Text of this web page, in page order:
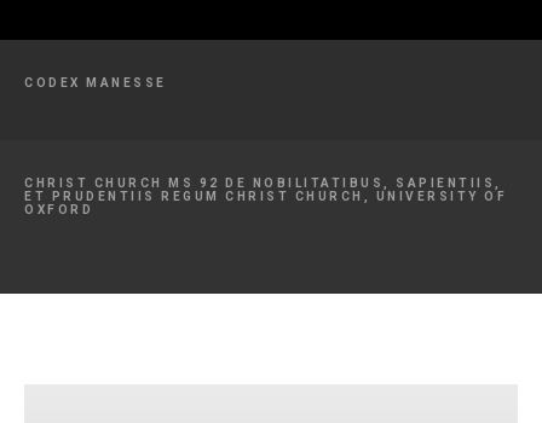
CODEX MANESSE
CHRIST CHURCH MS 92 DE NOBILITATIBUS, SAPIENTIIS,
ET PRUDENTIIS REGUM CHRIST CHURCH, UNIVERSITY OF
OXFORD